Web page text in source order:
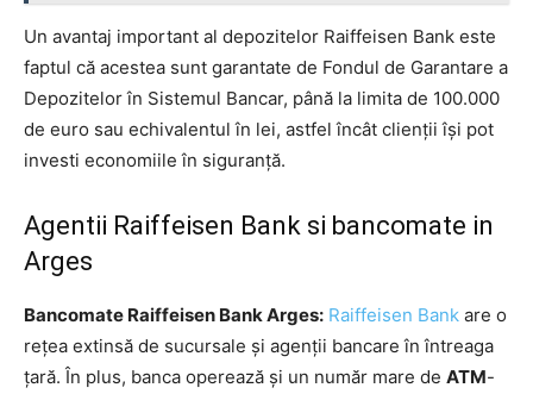
Un avantaj important al depozitelor Raiffeisen Bank este
faptul că acestea sunt garantate de Fondul de Garantare a
Depozitelor în Sistemul Bancar, până la limita de 100.000
de euro sau echivalentul în lei, astfel încât clienții își pot
investi economiile în siguranță.
Agentii Raiffeisen Bank si bancomate in
Arges
Bancomate Raiffeisen Bank Arges: Raiffeisen Bank are o
rețea extinsă de sucursale și agenții bancare în întreaga
țară. În plus, banca operează și un număr mare de ATM-